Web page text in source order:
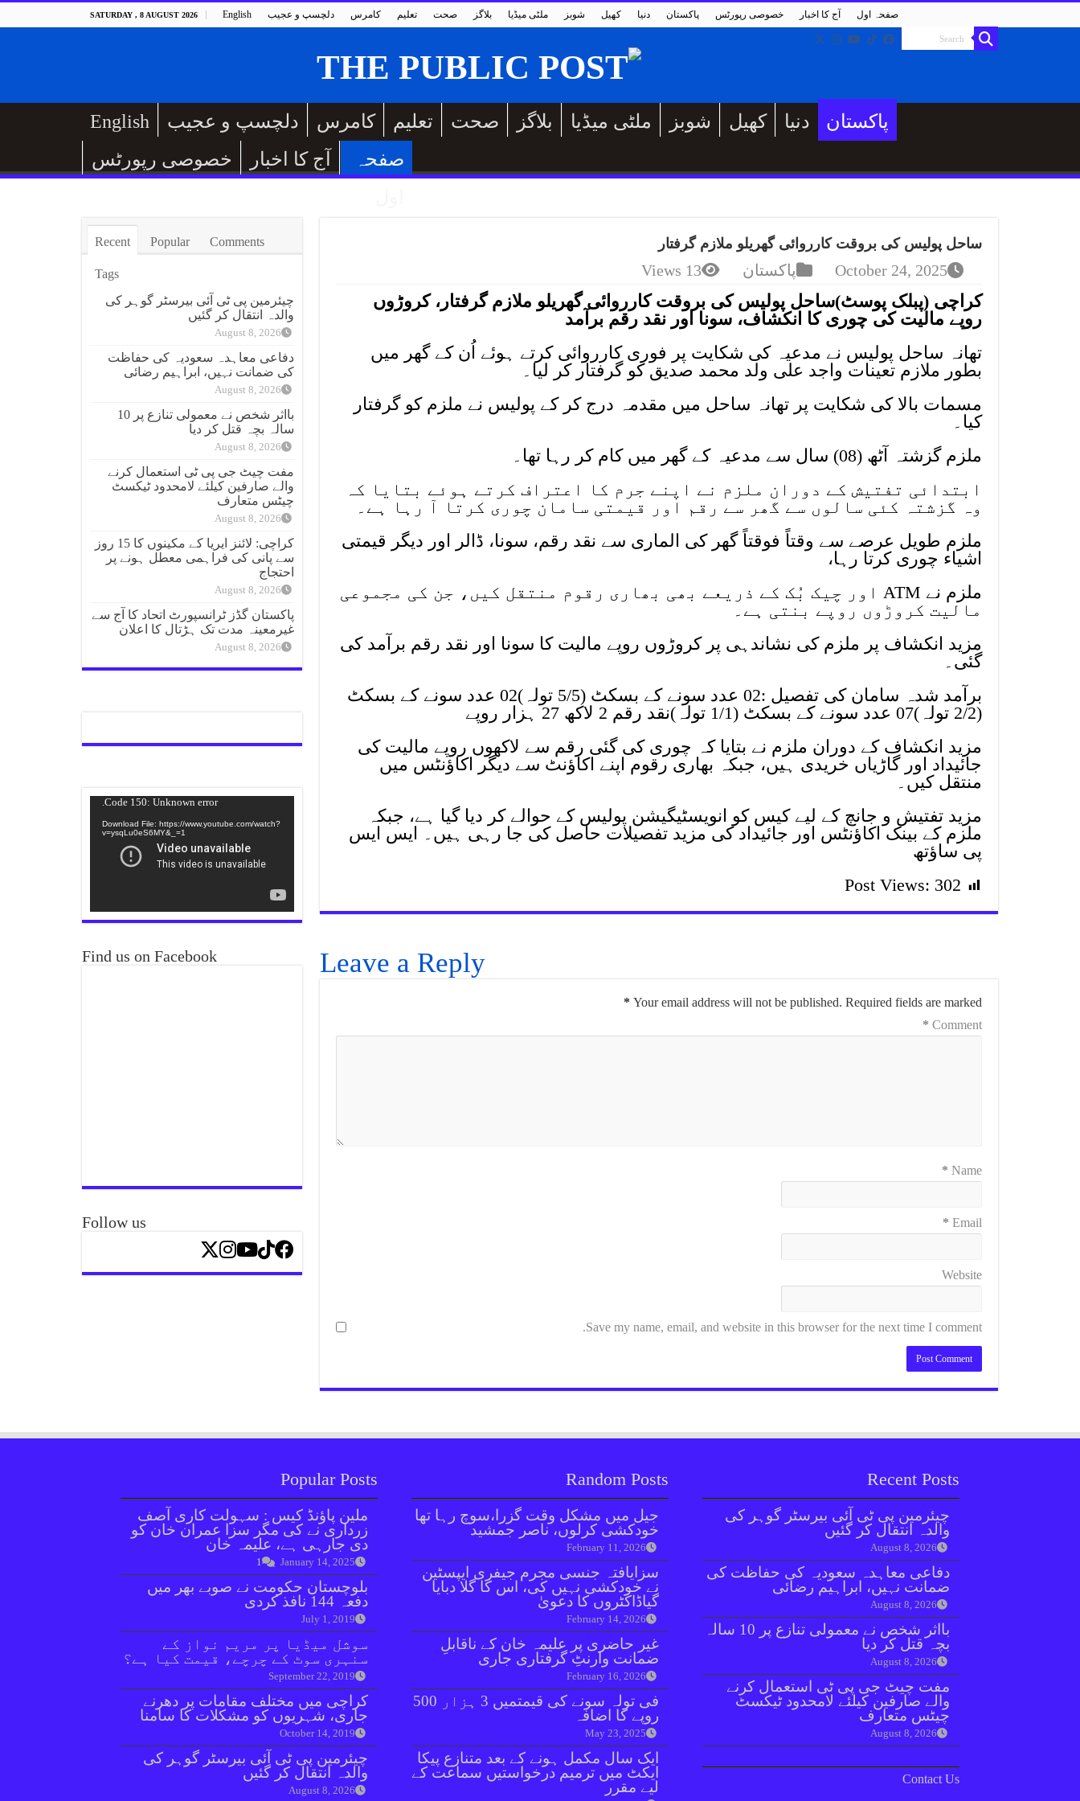
SATURDAY , 8 AUGUST 2026 English دلچسپ و عجیب کامرس تعلیم صحت بلاگز ملٹی میڈیا شوبز کھیل دنیا پاکستان خصوصی رپورٹس آج کا اخبار صفحہ اول
English دلچسپ و عجیب کامرس تعلیم صحت بلاگز ملٹی میڈیا شوبز کھیل دنیا
پاکستان
خصوصی رپورٹس
آج کا اخبار
صفحہ
ساحل پولیس کی بروقت کارروائی گھریلو ملازم گرفتار
October 24, 2025 پاکستان 13 Views
کراچی (پبلک پوسٹ)ساحل پولیس کی بروقت کارروائی گھریلو ملازم گرفتار، کروڑوں
روپے مالیت کی چوری کا انکشاف، سونا اور نقد رقم برآمد
تھانہ ساحل پولیس نے مدعیہ کی شکایت پر فوری کارروائی کرتے ہوئے اُن کے گھر میں
بطور ملازم تعینات واجد علی ولد محمد صدیق کو گرفتار کر لیا۔
مسمات بالا کی شکایت پر تھانہ ساحل میں مقدمہ درج کر کے پولیس نے ملزم کو گرفتار
کیا۔
ملزم گزشتہ آٹھ (08) سال سے مدعیہ کے گھر میں کام کر رہا تھا۔
ابتدائی تفتیش کے دوران ملزم نے اپنے جرم کا اعتراف کرتے ہوئے بتایا کہ
وہ گزشتہ کئی سالوں سے گھر سے رقم اور قیمتی سامان چوری کرتا آ رہا ہے۔
ملزم طویل عرصے سے وقتاً فوقتاً گھر کی الماری سے نقد رقم، سونا، ڈالر اور دیگر قیمتی
اشیاء چوری کرتا رہا،
ملزم نے ATM اور چیک بُک کے ذریعے بھی بھاری رقوم منتقل کیں، جن کی مجموعی
مالیت کروڑوں روپے بنتی ہے۔
مزید انکشاف پر ملزم کی نشاندہی پر کروڑوں روپے مالیت کا سونا اور نقد رقم برآمد کی
گئی۔
برآمد شدہ سامان کی تفصیل :02 عدد سونے کے بسکٹ (5/5 تولہ)02 عدد سونے کے بسکٹ
(2/2 تولہ)07 عدد سونے کے بسکٹ (1/1 تولہ)نقد رقم 2 لاکھ 27 ہزار روپے
مزید انکشاف کے دوران ملزم نے بتایا کہ چوری کی گئی رقم سے لاکھوں روپے مالیت کی
جائیداد اور گاڑیاں خریدی ہیں، جبکہ بھاری رقوم اپنے اکاؤنٹ سے دیگر اکاؤنٹس میں
منتقل کیں۔
مزید تفتیش و جانچ کے لیے کیس کو انویسٹیگیشن پولیس کے حوالے کر دیا گیا ہے، جبکہ
ملزم کے بینک اکاؤنٹس اور جائیداد کی مزید تفصیلات حاصل کی جا رہی ہیں۔ ایس ایس
پی ساؤتھ
Post Views: 302
Leave a Reply
Your email address will not be published. Required fields are marked
*
Comment
*
Name
*
Email
*
Website
Save my name, email, and website in this browser for the next time I comment.
Recent Popular Comments
Tags
چیئرمین پی ٹی آئی بیرسٹر گوہر کی
والدہ انتقال کر گئیں
August 8, 2026
دفاعی معاہدہ سعودیہ کی حفاظت
کی ضمانت نہیں، ابراہیم رضائی
August 8, 2026
بااثر شخص نے معمولی تنازع پر 10
سالہ بچہ قتل کر دیا
August 8, 2026
مفت چیٹ جی پی ٹی استعمال کرنے
والے صارفین کیلئے لامحدود ٹیکسٹ
چیٹس متعارف
August 8, 2026
کراچی: لائنز ایریا کے مکینوں کا 15 روز
سے پانی کی فراہمی معطل ہونے پر
احتجاج
August 8, 2026
پاکستان گڈز ٹرانسپورٹ اتحاد کا آج سے
غیرمعینہ مدت تک ہڑتال کا اعلان
August 8, 2026
Code 150: Unknown error.
Download File: https://www.youtube.com/watch?
v=ysqLu0eS6MY&_=1
Find us on Facebook
Follow us
Popular Posts
ملین پاؤنڈ کیس : سہولت کاری آصف
زرداری نے کی مگر سزا عمران خان کو
دی جارہی ہے، علیمہ خان
January 14, 2025
1
بلوچستان حکومت نے صوبے بھر میں
دفعہ 144 نافذ کردی
July 1, 2019
سوشل میڈیا پر مریم نواز کے
سنہری سوٹ کے چرچے، قیمت کیا ہے؟
September 22, 2019
کراچی میں مختلف مقامات پر دھرنے
جاری، شہریوں کو مشکلات کا سامنا
October 14, 2019
چیئرمین پی ٹی آئی بیرسٹر گوہر کی
والدہ انتقال کر گئیں
August 8, 2026
Random Posts
جیل میں مشکل وقت گزرا،سوچ رہا تھا
خودکشی کرلوں، ناصر جمشید
February 11, 2026
سزایافتہ جنسی مجرم جیفری ایپسٹین
نے خودکشی نہیں کی، اس کا گلا دبایا
گیاڈاکٹروں کا دعویٰ
February 14, 2026
غیر حاضری پر علیمہ خان کے ناقابلِ
ضمانت وارنٹِ گرفتاری جاری
February 16, 2026
فی تولہ سونے کی قیمتمیں 3 ہزار 500
روپے کا اضافہ
May 23, 2025
ایک سال مکمل ہونے کے بعد متنازع پیکا
ایکٹ میں ترمیم درخواستیں سماعت کے
لیے مقرر
Recent Posts
چیئرمین پی ٹی آئی بیرسٹر گوہر کی
والدہ انتقال کر گئیں
August 8, 2026
دفاعی معاہدہ سعودیہ کی حفاظت کی
ضمانت نہیں، ابراہیم رضائی
August 8, 2026
بااثر شخص نے معمولی تنازع پر 10 سالہ
بچہ قتل کر دیا
August 8, 2026
مفت چیٹ جی پی ٹی استعمال کرنے
والے صارفین کیلئے لامحدود ٹیکسٹ
چیٹس متعارف
August 8, 2026
Contact Us